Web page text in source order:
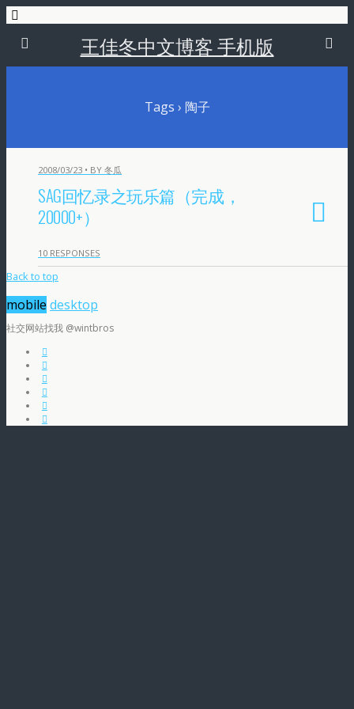
王佳冬中文博客 手机版
Tags › 陶子
2008/03/23 • BY 冬瓜
SAG回忆录之玩乐篇（完成，
20000+）
10 RESPONSES
Back to top
mobile desktop
社交网站找我 @wintbros